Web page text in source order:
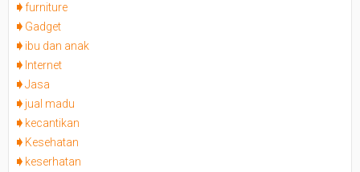
furniture
Gadget
ibu dan anak
Internet
Jasa
jual madu
kecantikan
Kesehatan
keserhatan